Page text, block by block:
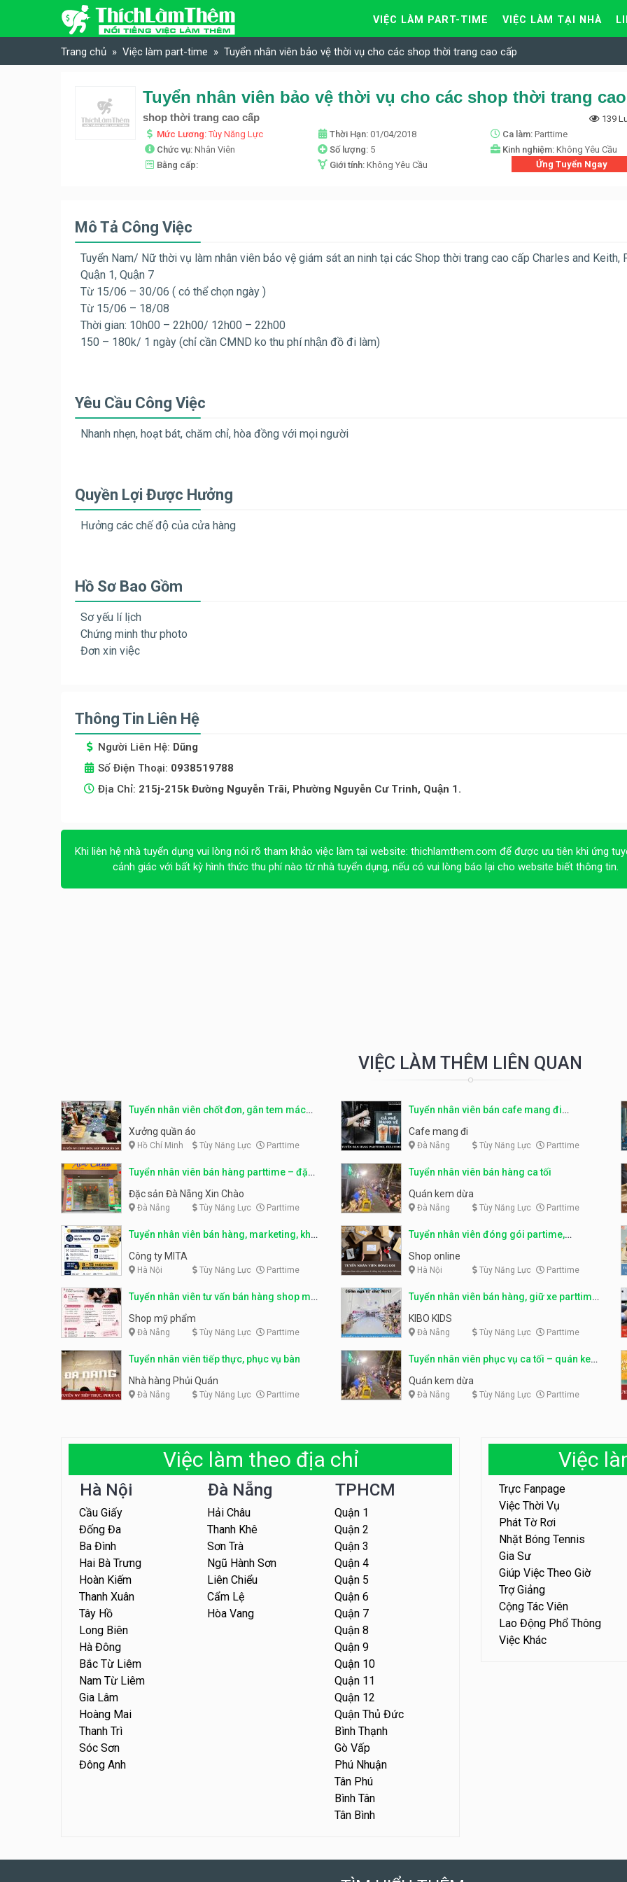
Skip to content
VIỆC LÀM PART-TIME VIỆC LÀM TẠI NHÀ
Trang chủ Việc làm part-time Tuyển nhân viên bảo vệ thời vụ cho các shop thời trang cao cấp
shop thời trang cao cấp
139
Mức Lương:Tùy Năng Lực Thời Hạn: 01/04/2018 Ca làm: Parttime
Chức vụ: Nhân Viên Số lượng: 5 Kinh nghiệm: Không Yêu Cầu
Bằng cấp:
Giới tính: Không Yêu Cầu Ứng Tuyển Ngay
Mô Tả Công Việc
Tuyển Nam/ Nữ thời vụ làm nhân viên bảo vệ giám sát an ninh tại các Shop thời trang cao cấp Charles and Keith,
Quận 1, Quận 7
Từ 15/06 – 30/06 ( có thể chọn ngày )
Từ 15/06 – 18/08
Thời gian: 10h00 – 22h00/ 12h00 – 22h00
150 – 180k/ 1 ngày (chỉ cần CMND ko thu phí nhận đồ đi làm)
Yêu Cầu Công Việc
Nhanh nhẹn, hoạt bát, chăm chỉ, hòa đồng với mọi người
Quyền Lợi Được Hưởng
Hưởng các chế độ của cửa hàng
Hồ Sơ Bao Gồm
Sơ yếu lí lịch
Chứng minh thư photo
Đơn xin việc
Thông Tin Liên Hệ
Người Liên Hệ: Dũng
Số Điện Thoại: 0938519788
Địa Chỉ: 215j-215k Đường Nguyễn Trãi, Phường Nguyễn Cư Trinh, Quận 1.
Khi liên hệ nhà tuyển dụng vui lòng nói rõ tham khảo việc làm tại website: thichlamthem.com để được ưu tiên khi ứng
cảnh giác với bất kỳ hình thức thu phí nào từ nhà tuyển dụng, nếu có vui lòng báo lại cho website biết thông tin.
VIỆC LÀM THÊM LIÊN QUAN
Tuyển nhân viên chốt đơn, gắn tem mác
sản phẩm
Xưởng quần áo
Hồ Chí Minh Tùy Năng Lực Parttime
Tuyển nhân viên bán cafe mang đi
parttime, fulltime
Cafe mang đi
Đà Nẵng Tùy Năng Lực Parttime
Tuyển nhân viên bán hàng parttime – đặc
sản Đà Nẵng
Đặc sản Đà Nẵng Xin Chào
Đà Nẵng Tùy Năng Lực Parttime
Tuyển nhân viên bán hàng ca tối
Quán kem dừa
Đà Nẵng Tùy Năng Lực Parttime
Tuyển nhân viên bán hàng, marketing, kho
– parttime, fulltime
Công ty MITA
Hà Nội Tùy Năng Lực Parttime
Tuyển nhân viên đóng gói partime,
fulltime
Shop online
Hà Nội Tùy Năng Lực Parttime
Tuyển nhân viên tư vấn bán hàng shop mỹ
phẩm
Shop mỹ phẩm
Đà Nẵng Tùy Năng Lực Parttime
Tuyển nhân viên bán hàng, giữ xe parttime
– Kibo Kid
KIBO KIDS
Đà Nẵng Tùy Năng Lực Parttime
Tuyển nhân viên tiếp thực, phục vụ bàn
Nhà hàng Phủi Quán
Đà Nẵng Tùy Năng Lực Parttime
Tuyển nhân viên phục vụ ca tối – quán kem
dừa
Quán kem dừa
Đà Nẵng Tùy Năng Lực Parttime
Việc làm theo địa chỉ
Hà Nội
Cầu Giấy
Đống Đa
Ba Đình
Hai Bà Trưng
Hoàn Kiếm
Thanh Xuân
Tây Hồ
Long Biên
Hà Đông
Bắc Từ Liêm
Nam Từ Liêm
Gia Lâm
Hoàng Mai
Thanh Trì
Sóc Sơn
Đông Anh
Đà Nẵng
Hải Châu
Thanh Khê
Sơn Trà
Ngũ Hành Sơn
Liên Chiểu
Cẩm Lệ
Hòa Vang
TPHCM
Quận 1
Quận 2
Quận 3
Quận 4
Quận 5
Quận 6
Quận 7
Quận 8
Quận 9
Quận 10
Quận 11
Quận 12
Quận Thủ Đức
Bình Thạnh
Gò Vấp
Phú Nhuận
Tân Phú
Bình Tân
Tân Bình
Việc
Trực Fanpage
Việc Thời Vụ
Phát Tờ Rơi
Nhặt Bóng Tennis
Gia Sư
Giúp Việc Theo Giờ
Trợ Giảng
Cộng Tác Viên
Lao Động Phổ Thông
Việc Khác